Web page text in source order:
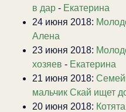
в дар - Екатерина
24 июня 2018:
Алена
23 июня 2018:
хозяев - Екатерина
21 июня 2018:
мальчик Скай ищет
20 июня 2018: